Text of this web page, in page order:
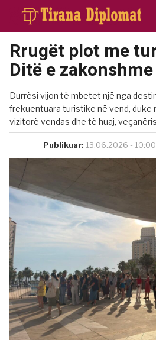
Rrugët plot me
Ditë e
Durrësi vijon të mbetet një nga
frekuentuara turistike në vend, duke
vizitorë vendas dhe të huaj,
Publikuar: 13.06.2026 - 10:00